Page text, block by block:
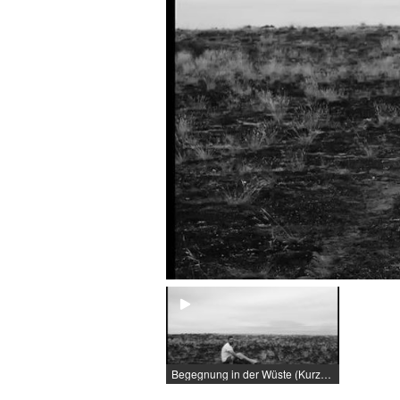
Begegnung in der Wüste (Kurzfilm) / 2020 / Rolle: M / R: Nik Azad